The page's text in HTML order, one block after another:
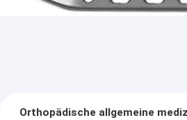
Orthopädische allgemeine